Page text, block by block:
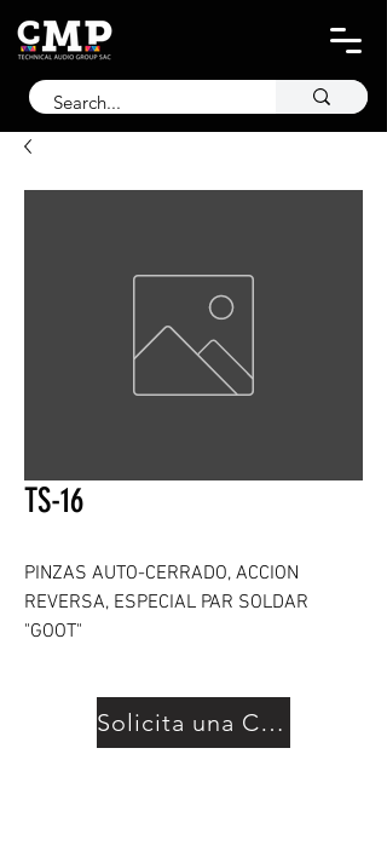
TS-16
PINZAS AUTO-CERRADO, ACCION
REVERSA, ESPECIAL PAR SOLDAR
"GOOT"
Solicita una Cotización